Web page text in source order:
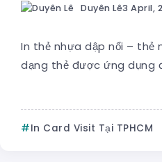
Duyên Lê3 April,
In thẻ nhựa dập nổi – thẻ
dạng thẻ được ứng dụng
In Card Visit Tại TPHCM